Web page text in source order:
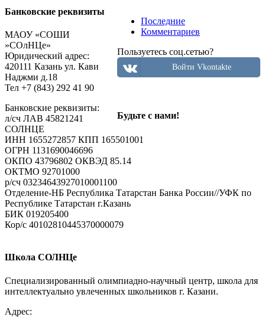
Пользуетесь соц.сетью?
Войти Vkontakte
Ваш e-mail не будет опубликован.
помечены*
Комментарий
E-mail*
Сайт
Последние
Комментариев
Пользуетесь соц.сетью?
Войти Vkontakte
Будьте с нами!
Банковские реквизиты
МАОУ «СОШИ
»СОлНЦе»
Юридический адрес:
420111 Казань ул. Кави
Наджми д.18
Тел +7 (843) 292 41 90
Банковские реквизиты:
л/сч ЛАВ 45821241
СОЛНЦЕ
ИНН 1655272857 КПП 165501001
ОГРН 1131690046696
ОКПО 43796802 ОКВЭД 85.14
ОКТМО 92701000
р/cч 03234643927010001100
Отделение-НБ Республика Татарстан Банка России//УФК по
Республике Татарстан г.Казань
БИК 019205400
Кор/с 40102810445370000079
Школа СОЛНЦе
Специализированный олимпиадно-научный центр, школа для
интеллектуально увлеченных школьников г. Казани.
Адрес: